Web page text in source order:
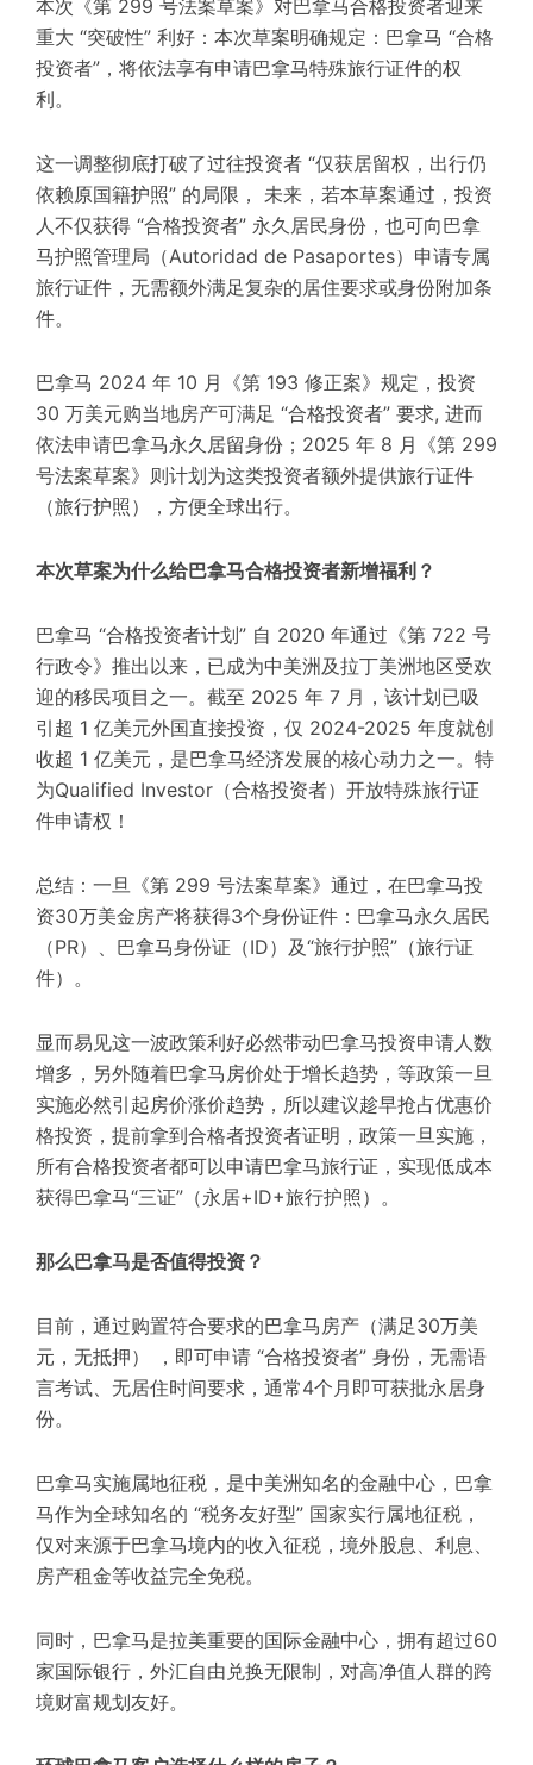
本次《第 299 号法案草案》对巴拿马合格投资者迎来
重大 “突破性” 利好：本次草案明确规定：巴拿马 “合格
投资者”，将依法享有申请巴拿马特殊旅行证件的权
利。
这一调整彻底打破了过往投资者 “仅获居留权，出行仍
依赖原国籍护照” 的局限， 未来，若本草案通过，投资
人不仅获得 “合格投资者” 永久居民身份，也可向巴拿
马护照管理局（Autoridad de Pasaportes）申请专属
旅行证件，无需额外满足复杂的居住要求或身份附加条
件。
巴拿马 2024 年 10 月《第 193 修正案》规定，投资
30 万美元购当地房产可满足 “合格投资者” 要求, 进而
依法申请巴拿马永久居留身份；2025 年 8 月《第 299
号法案草案》则计划为这类投资者额外提供旅行证件
（旅行护照），方便全球出行。
本次草案为什么给巴拿马合格投资者新增福利？
巴拿马 “合格投资者计划” 自 2020 年通过《第 722 号
行政令》推出以来，已成为中美洲及拉丁美洲地区受欢
迎的移民项目之一。截至 2025 年 7 月，该计划已吸
引超 1 亿美元外国直接投资，仅 2024-2025 年度就创
收超 1 亿美元，是巴拿马经济发展的核心动力之一。特
为Qualified Investor（合格投资者）开放特殊旅行证
件申请权！
总结：一旦《第 299 号法案草案》通过，在巴拿马投
资30万美金房产将获得3个身份证件：巴拿马永久居民
（PR）、巴拿马身份证（ID）及“旅行护照”（旅行证
件）。
显而易见这一波政策利好必然带动巴拿马投资申请人数
增多，另外随着巴拿马房价处于增长趋势，等政策一旦
实施必然引起房价涨价趋势，所以建议趁早抢占优惠价
格投资，提前拿到合格者投资者证明，政策一旦实施，
所有合格投资者都可以申请巴拿马旅行证，实现低成本
获得巴拿马“三证”（永居+ID+旅行护照）。
那么巴拿马是否值得投资？
目前，通过购置符合要求的巴拿马房产（满足30万美
元，无抵押） ，即可申请 “合格投资者” 身份，无需语
言考试、无居住时间要求，通常4个月即可获批永居身
份。
巴拿马实施属地征税，是中美洲知名的金融中心，巴拿
马作为全球知名的 “税务友好型” 国家实行属地征税，
仅对来源于巴拿马境内的收入征税，境外股息、利息、
房产租金等收益完全免税。
同时，巴拿马是拉美重要的国际金融中心，拥有超过60
家国际银行，外汇自由兑换无限制，对高净值人群的跨
境财富规划友好。